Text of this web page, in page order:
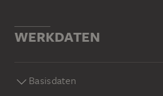
WERKDATEN
Basisdaten